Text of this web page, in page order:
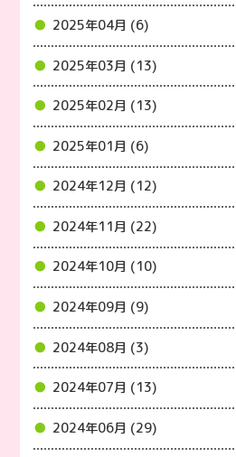
2025年04月 (6)
2025年03月 (13)
2025年02月 (13)
2025年01月 (6)
2024年12月 (12)
2024年11月 (22)
2024年10月 (10)
2024年09月 (9)
2024年08月 (3)
2024年07月 (13)
2024年06月 (29)